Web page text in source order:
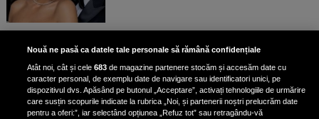
Unde locuiesc Alberto Guță și
iubita lui, după ce au plecat din
casa Narcisei Balaban: „Noi
suntem într-o casă cu două-trei
etaje”
Nouă ne pasă ca datele tale personale să rămână confidențiale
Atât noi, cât și cele683 de magazine partenere stocăm și accesăm date cu
caracter personal, de exemplu date de navigare sau identificatori unici, pe
dispozitivul dvs. Apăsând pe butonul „Acceptare”, activați tehnologiile de urmărire
care susțin scopurile indicate la rubrica „Noi, și partenerii noștri prelucrăm date
pentru a oferi:”, iar selectând opțiunea „Refuz tot” sau retragându-vă